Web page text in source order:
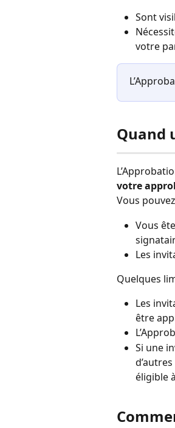
Sont
votre
Quand
votre
Vous
Vous
Les
Quelques
Les
être
Si une
éligible